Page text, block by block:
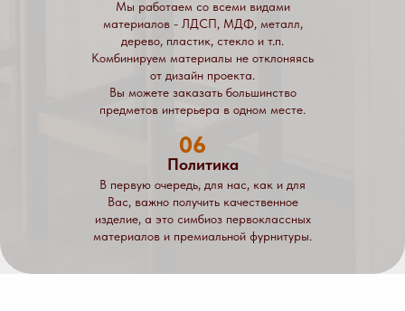
Мы работаем со всеми видами
материалов - ЛДСП, МДФ, металл,
дерево, пластик, стекло и т.п.
Комбинируем материалы не отклоняясь
от дизайн проекта.
Вы можете заказать большинство
предметов интерьера в одном месте.
В первую очередь, для нас, как и для
Вас, важно получить качественное
изделие, а это симбиоз первоклассных
материалов и премиальной фурнитуры.
Политика
06